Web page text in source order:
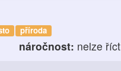
příroda
náročnost: nelze říct